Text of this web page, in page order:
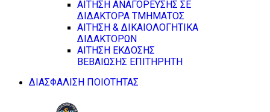
ΑΙΤΗΣΗ ΑΝΑΓΟΡΕΥΣΗΣ ΣΕ
ΔΙΔΑΚΤΟΡΑ ΤΜΗΜΑΤΟΣ
ΑΙΤΗΣΗ & ΔΙΚΑΙΟΛΟΓΗΤΙΚΑ
ΔΙΔΑΚΤΟΡΩΝ
ΑΙΤΗΣΗ ΕΚΔΟΣΗΣ
ΒΕΒΑΙΩΣΗΣ ΕΠΙΤΗΡΗΤΗ
ΔΙΑΣΦΑΛΙΣΗ ΠΟΙΟΤΗΤΑΣ